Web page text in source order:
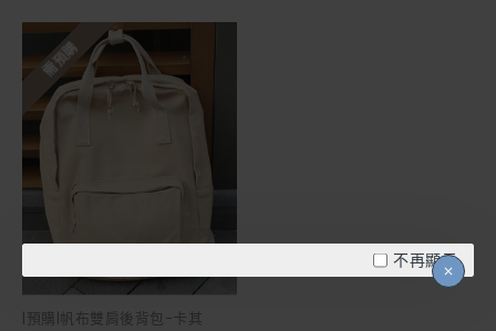
不再顯示
需預購
|預購|帆布雙肩後背包-卡其